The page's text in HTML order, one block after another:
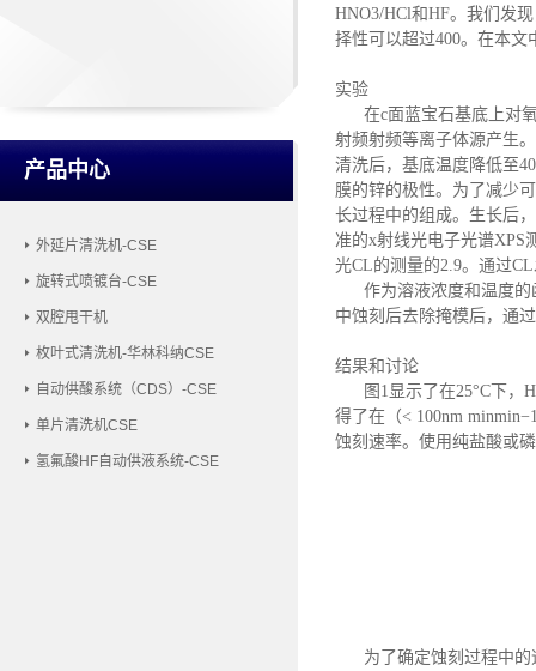
产品中心
外延片清洗机-CSE
旋转式喷镀台-CSE
双腔甩干机
枚叶式清洗机-华林科纳CSE
自动供酸系统（CDS）-CSE
单片清洗机CSE
氢氟酸HF自动供液系统-CSE
HNO3/HCl和HF。我们发
择性可以超过400。在本
实验
在c面蓝宝石基底上对
射频射频等离子体源产生
清洗后，基底温度降低至
膜的锌的极性。为了减少
长过程中的组成。生长后
准的x射线光电子光谱XPS
光CL的测量的2.9。通过
作为溶液浓度和温度
中蚀刻后去除掩模后，通
结果和讨论
图 1显示了在25°C下，
得了在（< 100nm minmin−
蚀刻速率。使用纯盐酸或
为了确定蚀刻过程中